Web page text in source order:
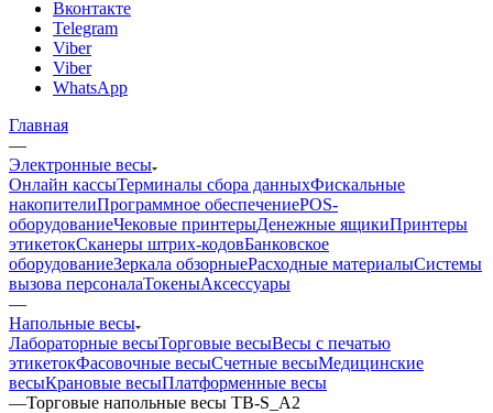
Вконтакте
Telegram
Viber
Viber
WhatsApp
Главная
—
Электронные весы
Онлайн кассыТерминалы сбора данныхФискальные
накопителиПрограммное обеспечениеPOS-
оборудованиеЧековые принтерыДенежные ящикиПринтеры
этикетокСканеры штрих-кодовБанковское
оборудованиеЗеркала обзорныеРасходные материалыСистемы
вызова персоналаТокеныАксессуары
—
Напольные весы
Лабораторные весыТорговые весыВесы с печатью
этикетокФасовочные весыСчетные весыМедицинские
весыКрановые весыПлатформенные весы
—Торговые напольные весы TB-S_А2